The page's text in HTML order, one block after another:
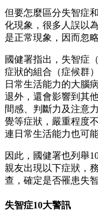
但要怎麼區分失智症
化現象，很多人誤以
是正常現象，因而忽
國健署指出，失智症
症狀的組合（症候群
日常生活能力的大腦
退外，還會影響到其
間感、判斷力及注意
覺等症狀，嚴重程度
連日常生活能力也可
因此，國健署也列舉
親友出現以下症狀，
查，確定是否罹患失智
失智症10大警訊